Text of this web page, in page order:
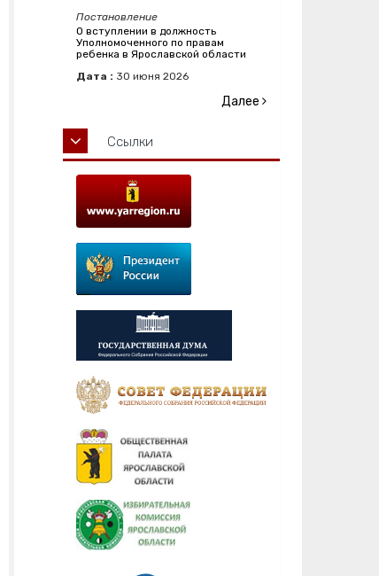
Постановление
О вступлении в должность
Уполномоченного по правам
ребенка в Ярославской области
Дата : 30 июня 2026
Далее
Ссылки